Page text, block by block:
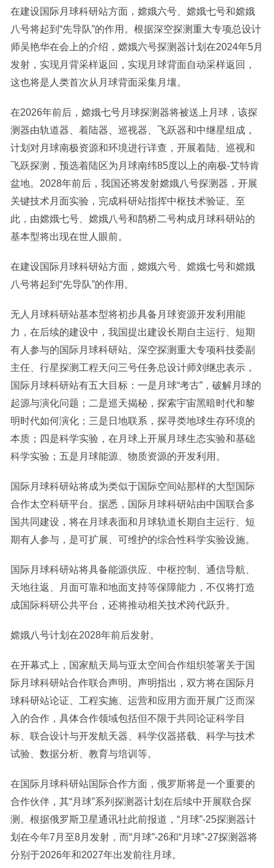
在建设国际月球科研站方面，嫦娥六号、嫦娥七号和嫦娥
八号将起到“先导队”的作用。根据深空探测重大专项总设计
师吴艳华在会上的介绍，嫦娥六号探测器计划在2024年5月
发射，实现月背采样返回，实现月球背面自动采样返回，
这也将是人类首次从月球背面采集月壤。
在2026年前后，嫦娥七号月球探测器将被送上月球，该探
测器由轨道器、着陆器、巡视器、飞跃器和中继星组成，
计划对月球南极资源和环境进行详查，开展着陆、巡视和
飞跃探测，预选着陆区为月球南纬85度以上的南极-艾特肯
盆地。2028年前后，我国还将发射嫦娥八号探测器，开展
关键技术月面实验，完成科研站指挥中枢技术验证。至
此，由嫦娥七号、嫦娥八号和鹊桥二号构成月球科研站的
基本型将出现在世人眼前。
在建设国际月球科研站方面，嫦娥六号、嫦娥七号和嫦娥
八号将起到“先导队”的作用。
无人月球科研站基本型将初步具备月球资源开发利用能
力，在后续的建设中，我国提出建设长期自主运行、短期
有人参与的国际月球科研站。深空探测重大专项科技委副
主任、行星探测工程天问三号任务总设计师刘继忠表示，
国际月球科研站有五大目标：一是月球“考古”，破解月球的
起源与演化问题；二是巡天揭秘，探索宇宙黑暗时代和黎
明时代如何演化；三是日地联系，探寻类地球生存环境的
本质；四是科学实验，在月球上开展月球生态实验和基础
科学实验；五是月球能源、物质资源的开发利用。
国际月球科研站将成为类似于国际空间站那样的大型国际
合作太空科研平台。据悉，国际月球科研站由中国联合多
国共同建设，将在月球表面和月球轨道长期自主运行、短
期有人参与，是可扩展、可维护的综合性科学实验设施。
国际月球科研站将具备能源供应、中枢控制、通信导航、
天地往返、月面可靠和地面支持等保障能力，不仅将打造
成国际科研公共平台，还将推动相关技术跨代跃升。
嫦娥八号计划在2028年前后发射。
在开幕式上，国家航天局与亚太空间合作组织签署关于国
际月球科研站合作联合声明。声明指出，双方将在国际月
球科研站论证、工程实施、运营和应用方面开展广泛而深
入的合作，具体合作领域包括但不限于共同论证科学目
标、联合设计与开发航天器、科学仪器搭载、科学与技术
试验、数据分析、教育与培训等。
在国际月球科研站国际合作方面，俄罗斯将是一个重要的
合作伙伴，其“月球”系列探测器计划在后续中开展联合探
测。根据俄罗斯卫星通讯社此前报道，“月球”-25探测器计
划在今年7月至8月发射，而“月球”-26和“月球”-27探测器将
分别于2026年和2027年出发前往月球。